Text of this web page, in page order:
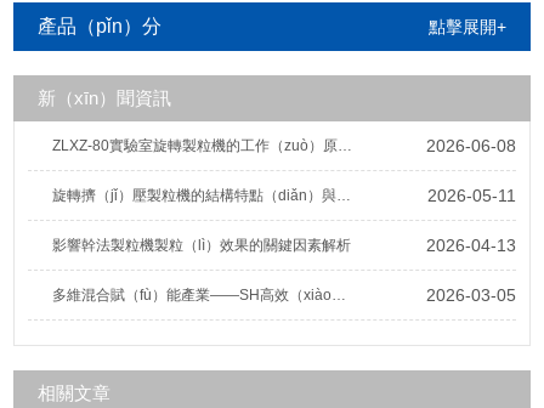
產品（pǐn）分
類
點擊展開+
新（xīn）聞資訊
ZLXZ-80實驗室旋轉製粒機的工作（zuò）原理及結構組成（chéng） 2026-06-08
旋轉擠（jǐ）壓製粒機的結構特點（diǎn）與（yǔ）工藝優勢解析 2026-05-11
影響幹法製粒機製粒（lì）效果的關鍵因素解析 2026-04-13
多維混合賦（fù）能產業——SH高效（xiào）三維擺動混合機的應用優勢 2026-03-05
相關文章